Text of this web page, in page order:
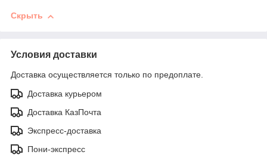
Скрыть
Условия доставки
Доставка осуществляется только по предоплате.
Доставка курьером
Доставка КазПочта
Экспресс-доставка
Пони-экспресс